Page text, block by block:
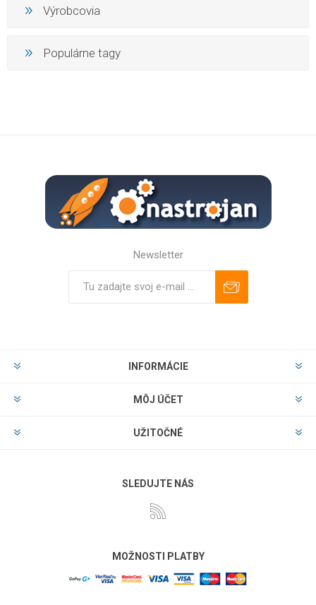
Výrobcovia
Populárne tagy
Newsletter
INFORMÁCIE
MÔJ ÚČET
UŽITOČNÉ
SLEDUJTE NÁS
MOŽNOSTI PLATBY